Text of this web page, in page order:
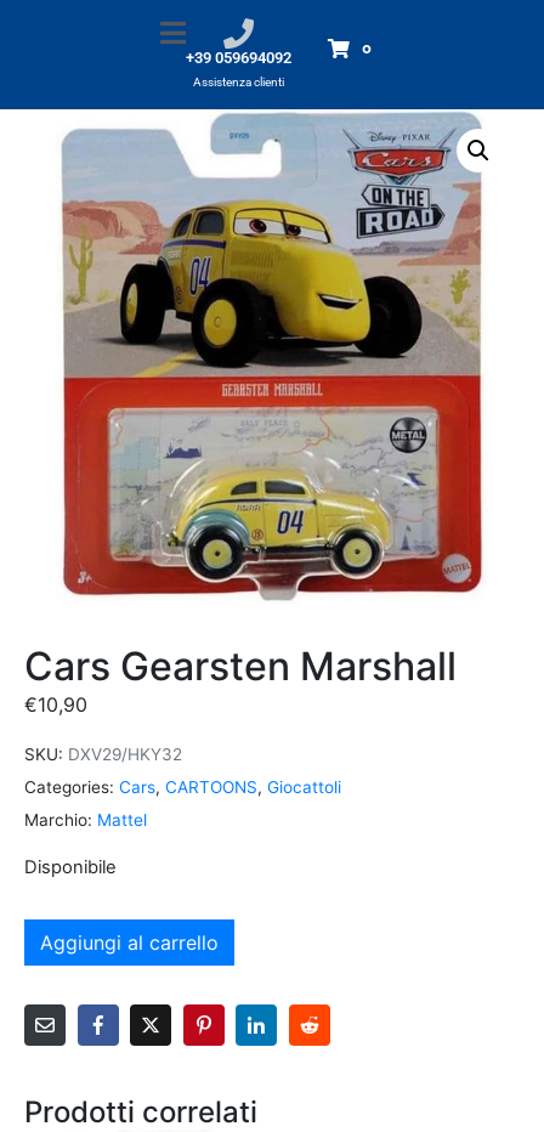
+39 059694092
Assistenza clienti
0
Prodotti Cars Gearsten Marshall
Cars Gearsten Marshall
€10,90
SKU: DXV29/HKY32
Categories: Cars, CARTOONS, Giocattoli
Marchio: Mattel
Disponibile
Aggiungi al carrello
Prodotti correlati